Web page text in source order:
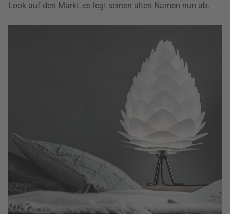
Look auf den Markt, es legt seinen alten Namen nun ab.